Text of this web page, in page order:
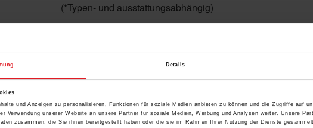
Details
und Anzeigen zu personalisieren, Funktionen für soziale Medien anbieten zu können und die Zugriffe auf
Verwendung unserer Website an unsere Partner für soziale Medien, Werbung und Analysen weiter. Unsere
zusammen, die Sie ihnen bereitgestellt haben oder die sie im Rahmen Ihrer Nutzung der Dienste gesammelt
(*Typen- und ausstattungsabhängig)
Produktbeschreibung
Der Schacht-System-Rollladen integriert sich
die Gebäudebauweise. Je nach technischer
Ausstattung des bauseitig vorhandenen Sturzkastens